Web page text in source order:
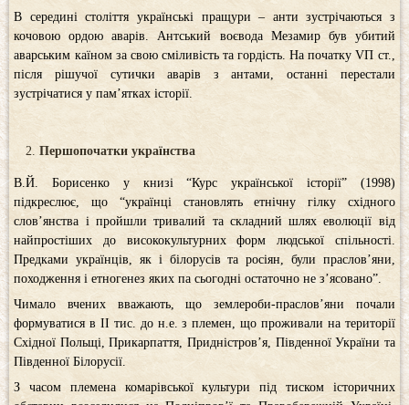
В середині століття українські пращури – анти зустрічаються з
кочовою ордою аварів. Антський воєвода Мезамир був убитий
аварським каїном за свою сміливість та гордість. На початку VП ст.,
після рішучої сутички аварів з антами, останні перестали
зустрічатися у пам’ятках історії.
Першопочатки українства
В.Й. Борисенко у книзі “Курс української історії” (1998)
підкреслює, що “українці становлять етнічну гілку східного
слов’янства і пройшли тривалий та складний шлях еволюції від
найпростіших до висококультурних форм людської спільності.
Предками українців, як і білорусів та росіян, були праслов’яни,
походження і етногенез яких па сьогодні остаточно не з’ясовано”.
Чимало вчених вважають, що землероби-праслов’яни почали
формуватися в II тис. до н.е. з племен, що проживали на території
Східної Польщі, Прикарпаття, Придністров’я, Південної України та
Південної Білорусії.
З часом племена комарівської культури під тиском історичних